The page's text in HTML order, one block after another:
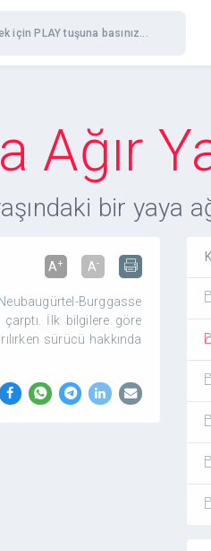
için PLAY tuşuna basınız...
Ağır
bir yaya
A+ A-
Burggasse
İlk bilgilere göre
sürücü hakkında